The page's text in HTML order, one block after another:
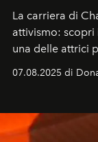
La carriera di
attivismo: scopri
una delle attrici
07.08.2025 di